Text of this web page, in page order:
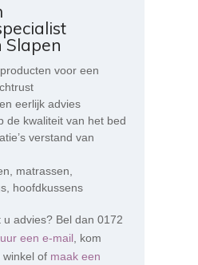
Slapen
voor een
eerlijk advies
de kwaliteit van het bed
verstand van
matrassen,
hoofdkussens
u advies? Bel dan 0172
een e-mail , kom
winkel of maak een